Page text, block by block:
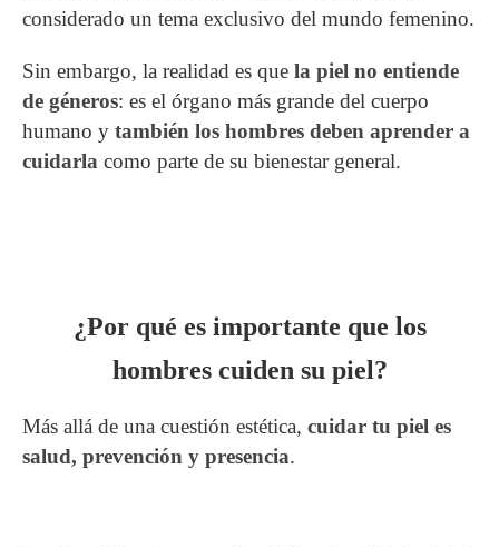
considerado un tema exclusivo del mundo femenino.
Sin embargo, la realidad es que la piel no entiende
de géneros: es el órgano más grande del cuerpo
humano y también los hombres deben aprender a
cuidarla como parte de su bienestar general.
¿Por qué es importante que los
hombres cuiden su piel?
Más allá de una cuestión estética, cuidar tu piel es
salud, prevención y presencia.